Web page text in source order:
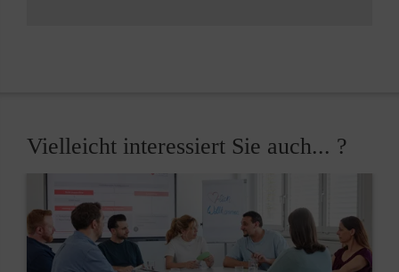
Vielleicht interessiert Sie auch... ?